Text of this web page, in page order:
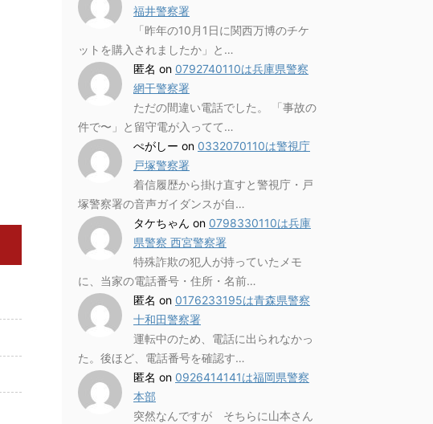
福井警察署
「昨年の10月1日に関西万博のチケ
ットを購入されましたか」と…
匿名 on 0792740110は兵庫県警察
網干警察署
ただの間違い電話でした。 「事故の
件で〜」と留守電が入ってて…
ぺがしー on 0332070110は警視庁
戸塚警察署
着信履歴から掛け直すと警視庁・戸
塚警察署の音声ガイダンスが自…
タケちゃん on 0798330110は兵庫
県警察 西宮警察署
特殊詐欺の犯人が持っていたメモ
に、当家の電話番号・住所・名前…
匿名 on 0176233195は青森県警察
十和田警察署
運転中のため、電話に出られなかっ
た。後ほど、電話番号を確認す…
匿名 on 0926414141は福岡県警察
本部
突然なんですが そちらに山本さん